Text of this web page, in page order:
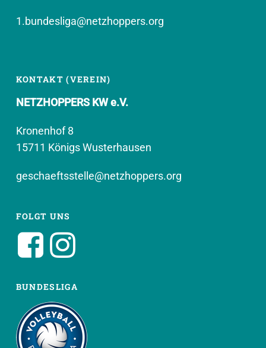
1.bundesliga@netzhoppers.org
KONTAKT (VEREIN)
NETZHOPPERS KW e.V.
Kronenhof 8
15711 Königs Wusterhausen
geschaeftsstelle@netzhoppers.org
FOLGT UNS
BUNDESLIGA